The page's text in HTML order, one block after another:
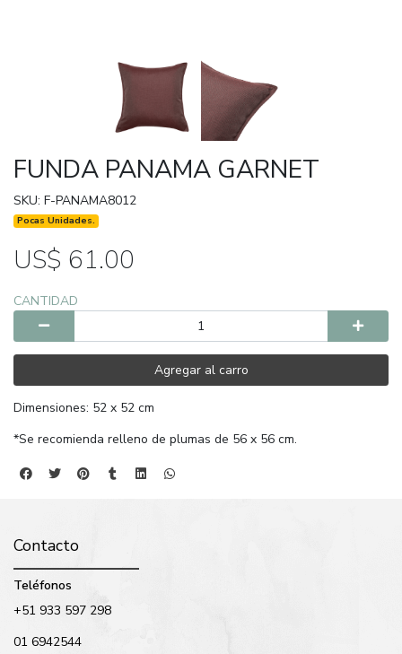
FUNDA PANAMA GARNET
SKU: F-PANAMA8012
Pocas Unidades.
US$ 61.00
CANTIDAD
Agregar al carro
Dimensiones: 52 x 52 cm
*Se recomienda relleno de plumas de 56 x 56 cm.
Contacto
Teléfonos
+51 933 597 298
01 6942544